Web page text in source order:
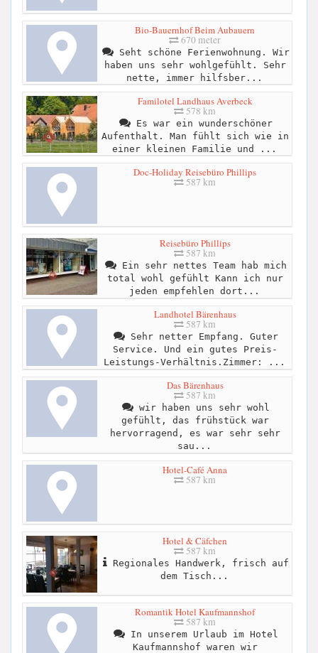
Bio-Bauernhof Beim Aubauern
670 meter
Seht schöne Ferienwohnung. Wir
haben uns sehr wohlgefühlt. Sehr
nette, immer hilfsber...
Familotel Landhaus Averbeck
578 km
Es war ein wunderschöner
Aufenthalt. Man fühlt sich wie in
einer kleinen Familie und ...
Doc-Holiday Reisebüro Phillips
587 km
Reisebüro Phillips
587 km
Ein sehr nettes Team hab mich
total wohl gefühlt Kann ich nur
jeden empfehlen dort...
Landhotel Bärenhaus
587 km
Sehr netter Empfang. Guter
Service. Und ein gutes Preis-
Leistungs-Verhältnis.Zimmer: ...
Das Bärenhaus
587 km
wir haben uns sehr wohl
gefühlt, das frühstück war
hervorragend, es war sehr sehr
sau...
Hotel-Café Anna
587 km
Hotel & Cäfchen
587 km
Regionales Handwerk, frisch auf
dem Tisch...
Romantik Hotel Kaufmannshof
587 km
In unserem Urlaub im Hotel
Kaufmannshof waren wir